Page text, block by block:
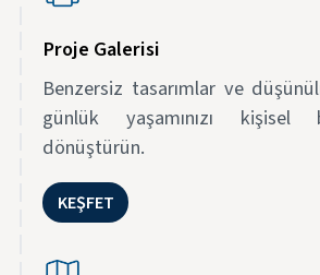
Proje Galerisi
Benzersiz tasarımlar ve
günlük yaşamınızı kişisel
dönüştürün.
KEŞFET